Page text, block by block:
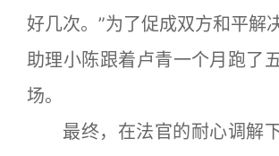
好几次。”为了促成双方和平解
助理小陈跟着卢青一个月跑了
场。
最终，在法官的耐心调解